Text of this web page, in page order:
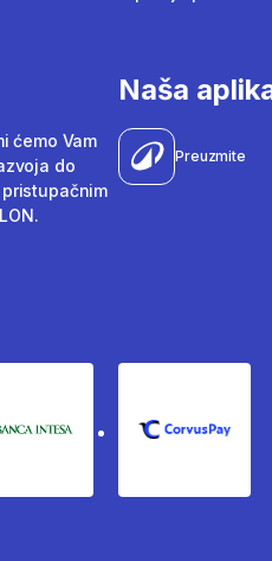
ćemo Vam
do
Naša
Preuzmite
Banka Intesa CorvusPay